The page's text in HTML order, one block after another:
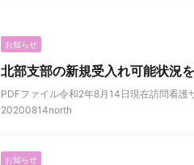
お知らせ
北部支部の新規受入れ可能状況
PDFファイル令和2年8月14日現在訪問看護
20200814north
お知らせ